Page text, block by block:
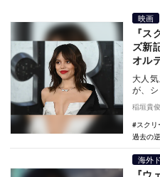
映画
『
ズ新
オル
大人
が、
『
稲垣貴俊
スクリ
過去の
海外
『